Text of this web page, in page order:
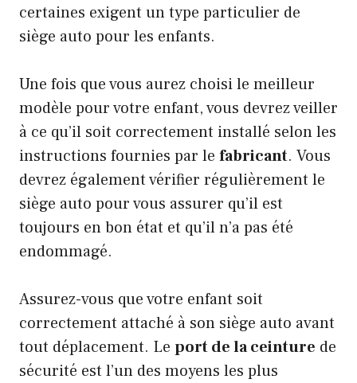
certaines exigent un type particulier de
siège auto pour les enfants.
Une fois que vous aurez choisi le meilleur
modèle pour votre enfant, vous devrez veiller
à ce qu’il soit correctement installé selon les
instructions fournies par le fabricant. Vous
devrez également vérifier régulièrement le
siège auto pour vous assurer qu’il est
toujours en bon état et qu’il n’a pas été
endommagé.
Assurez-vous que votre enfant soit
correctement attaché à son siège auto avant
tout déplacement. Le port de la ceinture de
sécurité est l’un des moyens les plus